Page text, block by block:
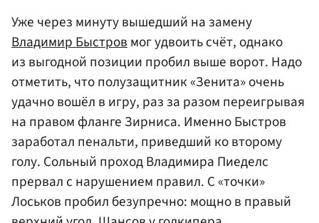
Уже через минуту вышедший на замену
Владимир Быстровмог удвоить счёт, однако
из выгодной позиции пробил выше ворот. Надо
отметить, что полузащитник «Зенита» очень
удачно вошёл в игру, раз за разом переигрывая
на правом фланге Зирниса. Именно Быстров
заработал пенальти, приведший ко второму
голу. Сольный проход Владимира Пиеделс
прервал с нарушением правил. С «точки»
Лоськов пробил безупречно: мощно в правый